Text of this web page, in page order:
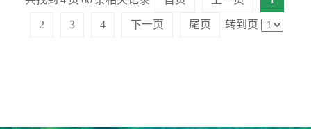
2 3 4 下一页 尾页 转到页